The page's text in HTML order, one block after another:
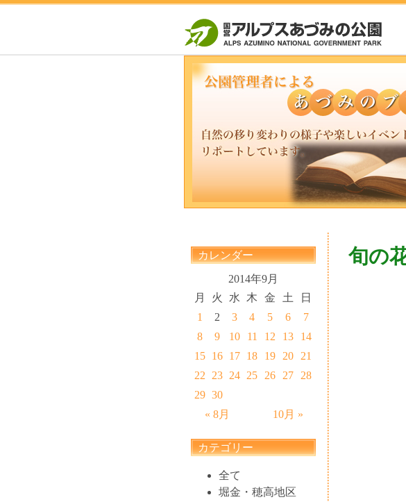
カレンダー
2014年9月
月
火 水 木 金 土 日
« 8月 10月 »
1 2 3 4 5 6
7
8
9 10 11 12 13
14
15 16 17 18 19 20
21
22
23 24 25 26 27
28
29 30
カテゴリー
全て
堀金・穂高地区
旬の